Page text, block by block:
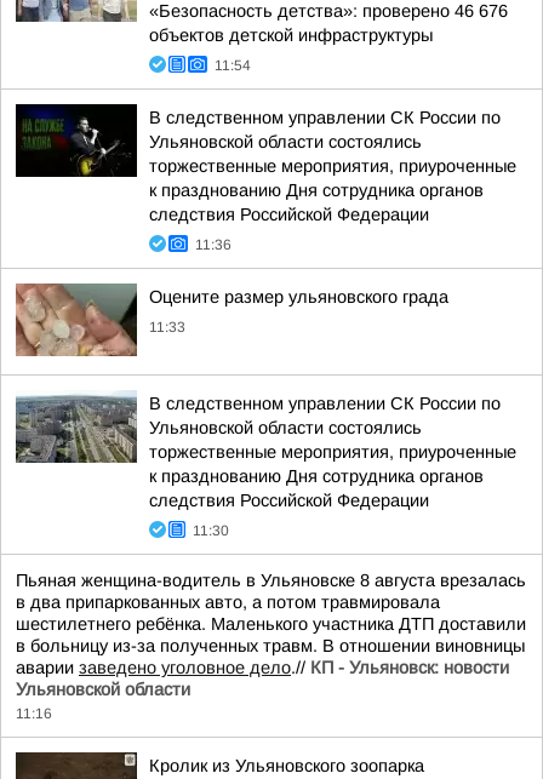
«Безопасность детства»: проверено 46 676
объектов детской инфраструктуры
11:54
В следственном управлении СК России по
Ульяновской области состоялись
торжественные мероприятия, приуроченные
к празднованию Дня сотрудника органов
следствия Российской Федерации
11:36
Оцените размер ульяновского града
11:33
В следственном управлении СК России по
Ульяновской области состоялись
торжественные мероприятия, приуроченные
к празднованию Дня сотрудника органов
следствия Российской Федерации
11:30
Пьяная женщина-водитель в Ульяновске 8 августа врезалась
в два припаркованных авто, а потом травмировала
шестилетнего ребёнка. Маленького участника ДТП доставили
в больницу из-за полученных травм. В отношении виновницы
аварии заведено уголовное дело.// КП - Ульяновск: новости
Ульяновской области
11:16
Кролик из Ульяновского зоопарка